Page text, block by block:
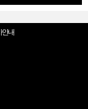
안내